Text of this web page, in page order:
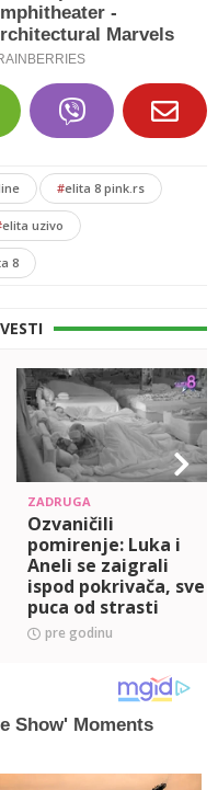
#elita 8 pink.rs
elita uzivo
8
ZADRUGA
Ozvaničili
pomirenje: Luka i
Aneli se zaigrali
ispod pokrivača, sve
puca od strasti
(VIDEO)
pre godinu